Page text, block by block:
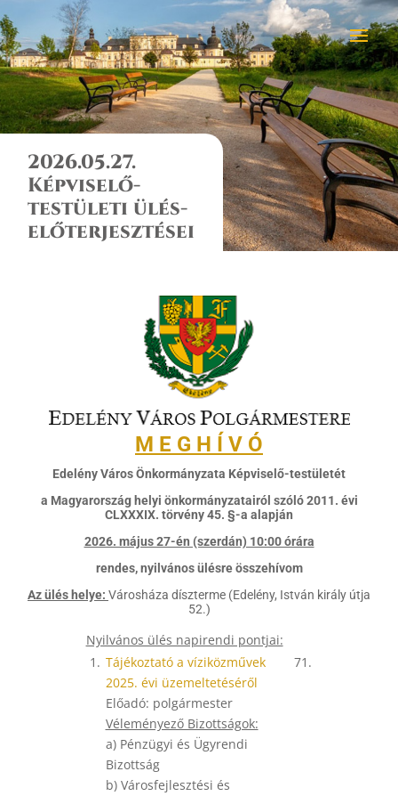
2026.05.27.
Képviselő-
testületi ülés-
előterjesztései
M E G H Í V Ó
Edelény Város Önkormányzata Képviselő-testületét
a Magyarország helyi önkormányzatairól szóló 2011. évi
CLXXXIX. törvény 45. §-a alapján
2026. május 27-én (szerdán) 10:00 órára
rendes, nyilvános ülésre összehívom
Az ülés helye: Városháza díszterme (Edelény, István király útja
52.)
Nyilvános ülés napirendi pontjai:
1. Tájékoztató a víziközművek
2025. évi üzemeltetéséről
Előadó: polgármester
Véleményező Bizottságok:
a) Pénzügyi és Ügyrendi
Bizottság
b) Városfejlesztési és
71.